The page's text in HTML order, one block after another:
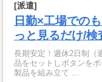
[派遣]
日勤×工場での
っと見るだけ/検
長期安定！週休2日制（
品をセットしボタンを
製品を組み立て ...